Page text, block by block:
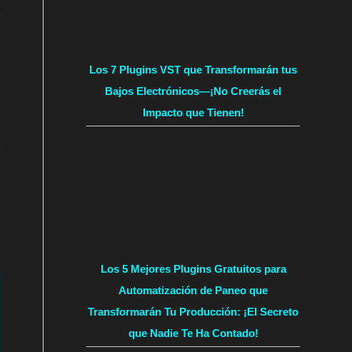
Los 7 Plugins VST que Transformarán tus
Bajos Electrónicos—¡No Creerás el
Impacto que Tienen!
Los 5 Mejores Plugins Gratuitos para
Automatización de Paneo que
Transformarán Tu Producción: ¡El Secreto
que Nadie Te Ha Contado!